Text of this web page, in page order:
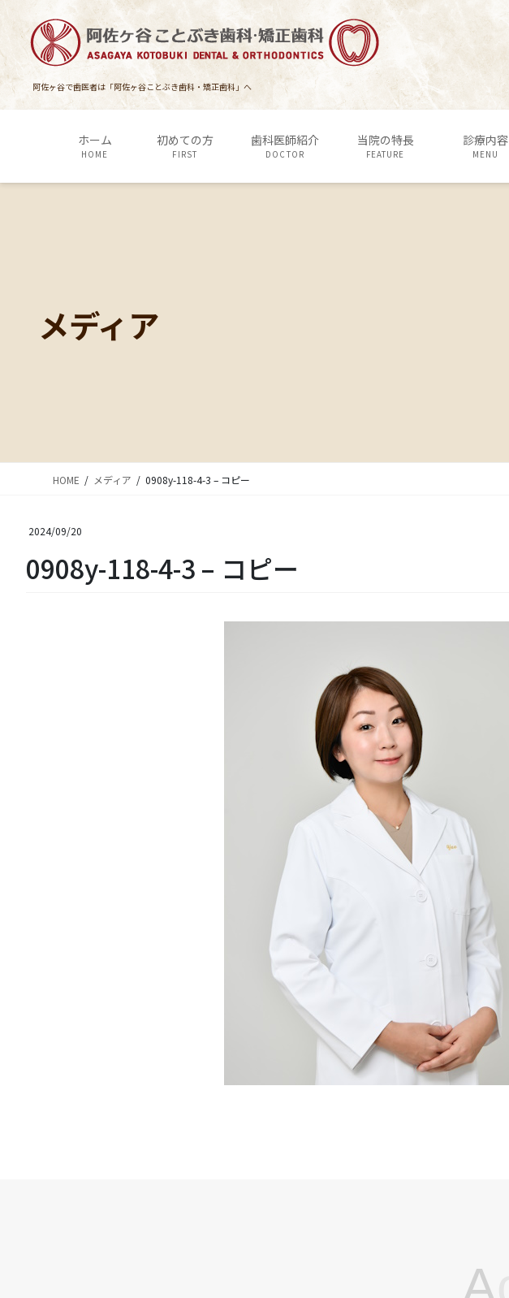
テ
ン
ツ
に
ゲ
ー
シ
ョ
動
阿佐ヶ谷で歯医者は「阿佐ヶ谷ことぶき歯科・矯正歯科」へ
ホーム
HOME
初めての方
FIRST
歯科医師紹介
DOCTOR
当院の特長
FEATURE
診療内容
MENU
メディア
HOME メディア 0908y-118-4-3 – コピー
2024/09/20
0908y-118-4-3 – コピー